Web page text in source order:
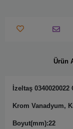
Ürün
İzeltaş
Krom Vanadyum,
Boyut(mm):22